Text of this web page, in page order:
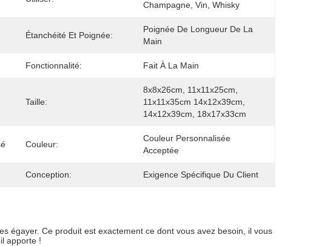
Champagne, Vin, Whisky
Étanchéité Et Poignée:
Poignée De Longueur De La
Main
Fonctionnalité: Fait À La Main
Taille:
8x8x26cm, 11x11x25cm,
11x11x35cm 14x12x39cm,
14x12x39cm, 18x17x33cm
Couleur:
Couleur Personnalisée
Acceptée
Conception: Exigence Spécifique Du Client
égayer. Ce produit est exactement ce dont vous avez besoin, il vous
apporte !